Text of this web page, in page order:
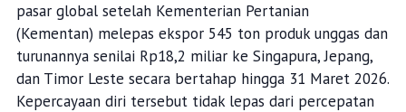
pasar global setelah Kementerian Pertanian
(Kementan) melepas ekspor 545 ton produk unggas dan
turunannya senilai Rp18,2 miliar ke Singapura, Jepang,
dan Timor Leste secara bertahap hingga 31 Maret 2026.
Kepercayaan diri tersebut tidak lepas dari percepatan